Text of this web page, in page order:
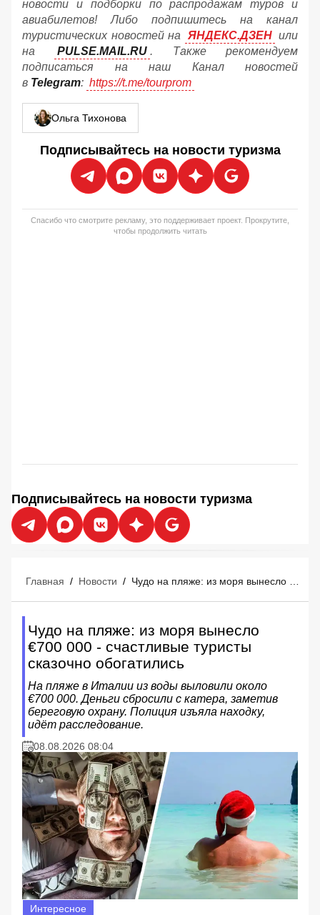
новости и подборки по распродажам туров и
авиабилетов! Либо подпишитесь на канал
туристических новостей на
ЯНДЕКС.ДЗЕН или
на
PULSE.MAIL.RU . Также рекомендуем
подписаться на наш Канал новостей
в Telegram: https://t.me/tourprom
Ольга Тихонова
Подписывайтесь на новости туризма
Спасибо что смотрите рекламу, это поддерживает проект. Прокрутите,
чтобы продолжить читать
Подписывайтесь на новости туризма
Главная / Новости /
Чудо на пляже: из моря вынесло
€700 000 - счастливые туристы
сказочно обогатились
На пляже в Италии из воды выловили около
€700 000. Деньги сбросили с катера, заметив
береговую охрану. Полиция изъяла находку,
идёт расследование.
08.08.2026 08:04
Интересное